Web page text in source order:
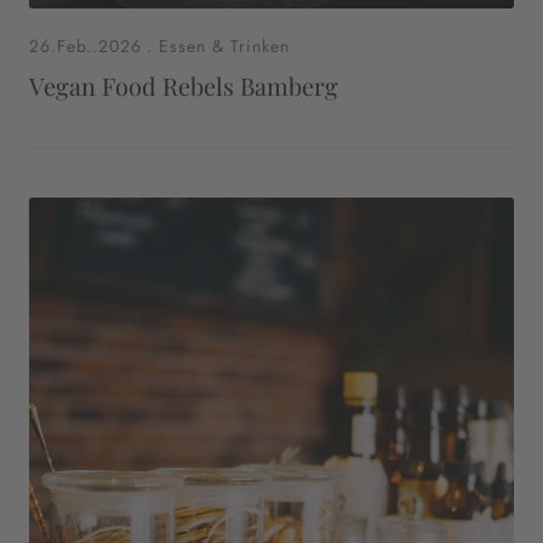
26.Feb..2026 . Essen & Trinken
Vegan Food Rebels Bamberg